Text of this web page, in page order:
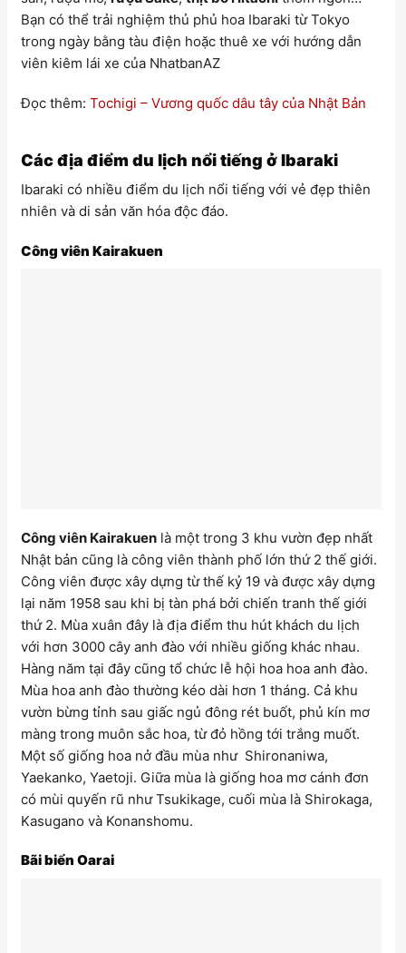
Bạn có thể trải nghiệm thủ phủ hoa Ibaraki từ Tokyo
trong ngày bằng tàu điện hoặc thuê xe với hướng dẫn
viên kiêm lái xe của NhatbanAZ
Đọc thêm: Tochigi – Vương quốc dâu tây của Nhật Bản
Các địa điểm du lịch nổi tiếng ở Ibaraki
Ibaraki có nhiều điểm du lịch nổi tiếng với vẻ đẹp thiên
nhiên và di sản văn hóa độc đáo.
Công viên Kairakuen
Công viên Kairakuen là một trong 3 khu vườn đẹp nhất
Nhật bản cũng là công viên thành phố lớn thứ 2 thế giới.
Công viên được xây dựng từ thế kỷ 19 và được xây dựng
lại năm 1958 sau khi bị tàn phá bởi chiến tranh thế giới
thứ 2. Mùa xuân đây là địa điểm thu hút khách du lịch
với hơn 3000 cây anh đào với nhiều giống khác nhau.
Hàng năm tại đây cũng tổ chức lễ hội hoa hoa anh đào.
Mùa hoa anh đào thường kéo dài hơn 1 tháng. Cả khu
vườn bừng tỉnh sau giấc ngủ đông rét buốt, phủ kín mơ
màng trong muôn sắc hoa, từ đỏ hồng tới trắng muốt.
Một số giống hoa nở đầu mùa như Shironaniwa,
Yaekanko, Yaetoji. Giữa mùa là giống hoa mơ cánh đơn
có mùi quyến rũ như Tsukikage, cuối mùa là Shirokaga,
Kasugano và Konanshomu.
Bãi biển Oarai